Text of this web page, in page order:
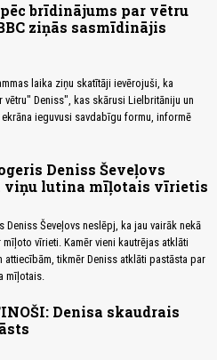
brīdinājums par vētru
ziņās sasmīdinājis
laika ziņu skatītāji ievērojuši, ka
vētru" Deniss", kas skārusi Lielbritāniju un
ieguvusi savdabīgu formu, informē
Deniss Ševeļovs
viņu lutina mīļotais vīrietis
Ševeļovs neslēpj, ka jau vairāk nekā
vīrieti. Kamēr vieni kautrējas atklāti
attiecībām, tikmēr Deniss atklāti pastāsta par
mīļotais.
Denisa skaudrais